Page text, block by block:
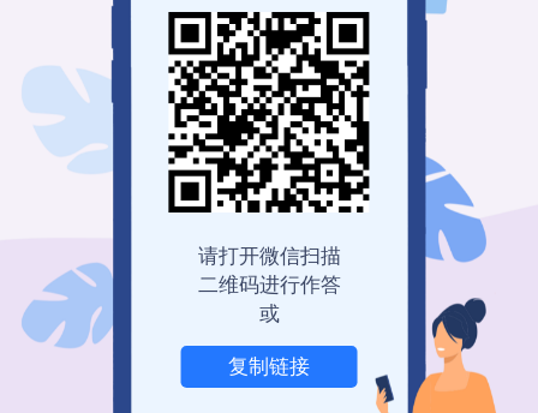
该考试未发布
我也要免费创建
请打开微信扫描
二维码进行作答
或
复制链接